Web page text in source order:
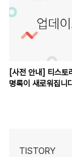
[사전 안내] 티스토
명록이 새로워집니
TISTORY